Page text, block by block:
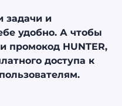
задачи и
удобно. А чтобы
промокод HUNTER,
доступа к